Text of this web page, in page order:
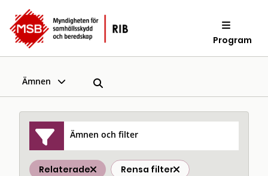
Program
Ämnen
Ämnen och filter
Relaterade Rensa filter